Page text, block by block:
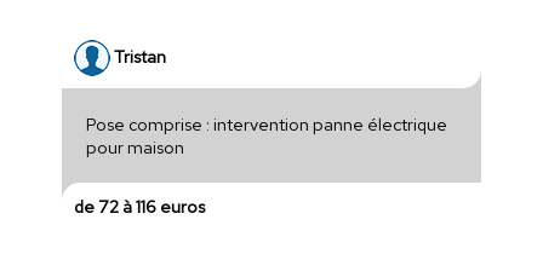
Tristan
Pose comprise : intervention panne électrique
pour maison
de 72 à 116 euros